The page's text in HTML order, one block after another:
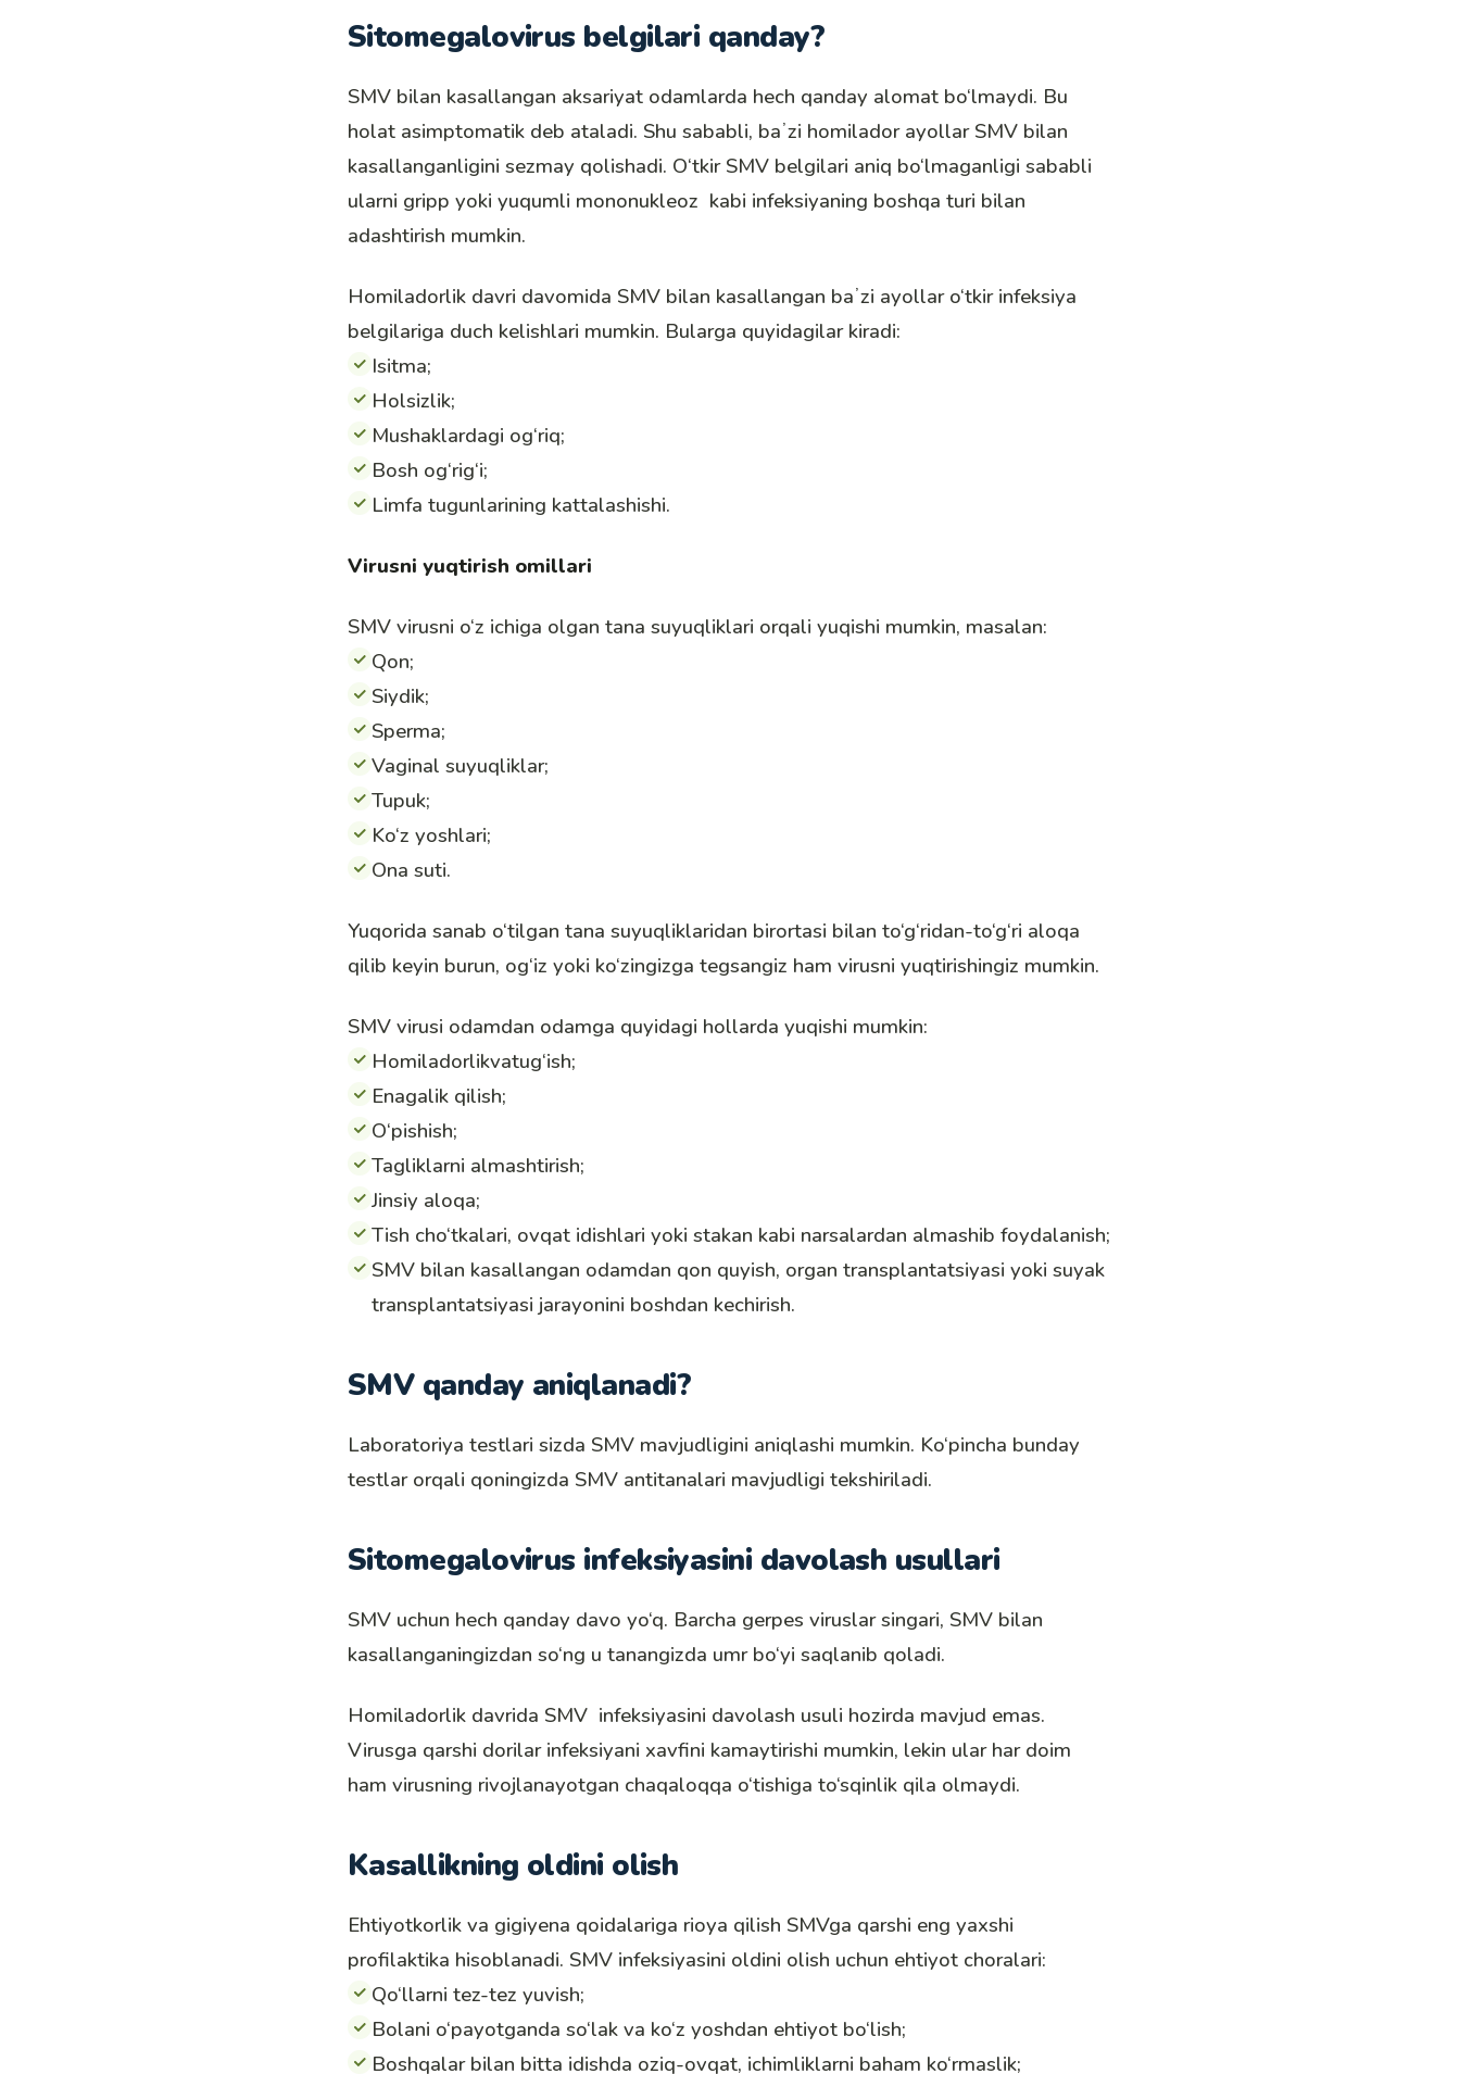
Sitomegalovirus belgilari qanday?
SMV bilan kasallangan aksariyat odamlarda hech qanday alomat bo‘lmaydi. Bu
holat asimptomatik deb ataladi. Shu sababli, baʼzi homilador ayollar SMV bilan
kasallanganligini sezmay qolishadi. O‘tkir SMV belgilari aniq bo‘lmaganligi sababli
ularni gripp yoki yuqumli mononukleoz kabi infeksiyaning boshqa turi bilan
adashtirish mumkin.
Homiladorlik davri davomida SMV bilan kasallangan baʼzi ayollar o‘tkir infeksiya
belgilariga duch kelishlari mumkin. Bularga quyidagilar kiradi:
Isitma;
Holsizlik;
Mushaklardagi og‘riq;
Bosh og‘rig‘i;
Limfa tugunlarining kattalashishi.
Virusni yuqtirish omillari
SMV virusni o‘z ichiga olgan tana suyuqliklari orqali yuqishi mumkin, masalan:
Qon;
Siydik;
Sperma;
Vaginal suyuqliklar;
Tupuk;
Ko‘z yoshlari;
Ona suti.
Yuqorida sanab o‘tilgan tana suyuqliklaridan birortasi bilan to‘g‘ridan-to‘g‘ri aloqa
qilib keyin burun, og‘iz yoki ko‘zingizga tegsangiz ham virusni yuqtirishingiz mumkin.
SMV virusi odamdan odamga quyidagi hollarda yuqishi mumkin:
Homiladorlikvatug‘ish;
Enagalik qilish;
O‘pishish;
Tagliklarni almashtirish;
Jinsiy aloqa;
Tish cho‘tkalari, ovqat idishlari yoki stakan kabi narsalardan almashib foydalanish;
SMV bilan kasallangan odamdan qon quyish, organ transplantatsiyasi yoki suyak
transplantatsiyasi jarayonini boshdan kechirish.
SMV qanday aniqlanadi?
Laboratoriya testlari sizda SMV mavjudligini aniqlashi mumkin. Ko‘pincha bunday
testlar orqali qoningizda SMV antitanalari mavjudligi tekshiriladi.
Sitomegalovirus infeksiyasini davolash usullari
SMV uchun hech qanday davo yo‘q. Barcha gerpes viruslar singari, SMV bilan
kasallanganingizdan so‘ng u tanangizda umr bo‘yi saqlanib qoladi.
Homiladorlik davrida SMV infeksiyasini davolash usuli hozirda mavjud emas.
Virusga qarshi dorilar infeksiyani xavfini kamaytirishi mumkin, lekin ular har doim
ham virusning rivojlanayotgan chaqaloqqa o‘tishiga to‘sqinlik qila olmaydi.
Kasallikning oldini olish
Ehtiyotkorlik va gigiyena qoidalariga rioya qilish SMVga qarshi eng yaxshi
profilaktika hisoblanadi. SMV infeksiyasini oldini olish uchun ehtiyot choralari:
Qo‘llarni tez-tez yuvish;
Bolani o‘payotganda so‘lak va ko‘z yoshdan ehtiyot bo‘lish;
Boshqalar bilan bitta idishda oziq-ovqat, ichimliklarni baham ko‘rmaslik;